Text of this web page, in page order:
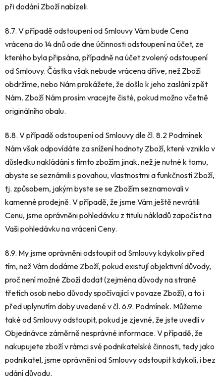
při dodání Zboží nabízeli.
8.7. V případě odstoupení od Smlouvy Vám bude Cena
vrácena do 14 dnů ode dne účinnosti odstoupení na účet, ze
kterého byla připsána, případně na účet zvolený odstoupení
od Smlouvy. Částka však nebude vrácena dříve, než Zboží
obdržíme, nebo Nám prokážete, že došlo k jeho zaslání zpět
Nám. Zboží Nám prosím vracejte čisté, pokud možno včetně
originálního obalu.
8.8. V případě odstoupení od Smlouvy dle čl. 8.2 Podmínek
Nám však odpovídáte za snížení hodnoty Zboží, které vzniklo v
důsledku nakládání s tímto zbožím jinak, než je nutné k tomu,
abyste se seznámili s povahou, vlastnostmi a funkčností Zboží,
tj. způsobem, jakým byste se se Zbožím seznamovali v
kamenné prodejně. V případě, že jsme Vám ještě nevrátili
Cenu, jsme oprávněni pohledávku z titulu nákladů započíst na
Vaši pohledávku na vrácení Ceny.
8.9. My jsme oprávněni odstoupit od Smlouvy kdykoliv před
tím, než Vám dodáme Zboží, pokud existují objektivní důvody,
proč není možné Zboží dodat (zejména důvody na straně
třetích osob nebo důvody spočívající v povaze Zboží), a to i
před uplynutím doby uvedené v čl. 6.9. Podmínek. Můžeme
také od Smlouvy odstoupit, pokud je zjevné, že jste uvedli v
Objednávce záměrně nesprávné informace. V případě, že
nakupujete zboží v rámci své podnikatelské činnosti, tedy jako
podnikatel, jsme oprávněni od Smlouvy odstoupit kdykoli, i bez
udání důvodu.